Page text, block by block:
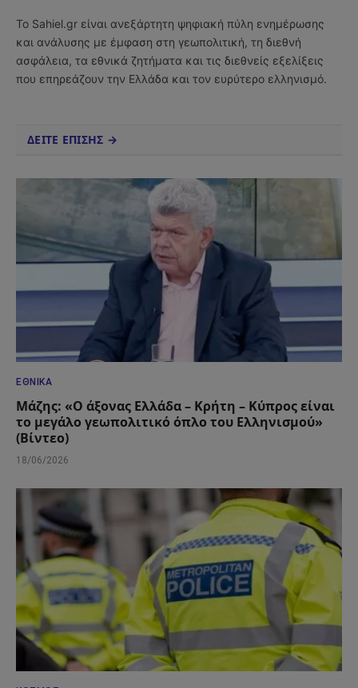
Το Sahiel.gr είναι ανεξάρτητη ψηφιακή πύλη ενημέρωσης
και ανάλυσης με έμφαση στη γεωπολιτική, τη διεθνή
ασφάλεια, τα εθνικά ζητήματα και τις διεθνείς εξελίξεις
που επηρεάζουν την Ελλάδα και τον ευρύτερο ελληνισμό.
ΔΕΙΤΕ ΕΠΙΣΗΣ →
ΕΘΝΙΚΆ
Μάζης: «Ο άξονας Ελλάδα – Κρήτη – Κύπρος είναι
το μεγάλο γεωπολιτικό όπλο του Ελληνισμού»
(Βίντεο)
18/06/2026